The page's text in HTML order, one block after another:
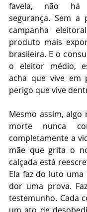
favela, não há
segurança. Sem a
campanha
produto mais
brasileira. E o
o eleitor médio,
acha que vive em
perigo que vive
Mesmo assim, algo
morte nunca
completamente a
mãe que grita o
calçada está
Ela faz do luto uma
dor uma prova.
testemunho. Cada